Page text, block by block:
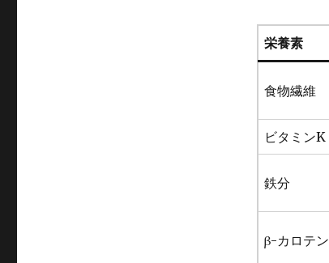
栄養素
食物繊維
ビタミンK
鉄分
β-カロテン